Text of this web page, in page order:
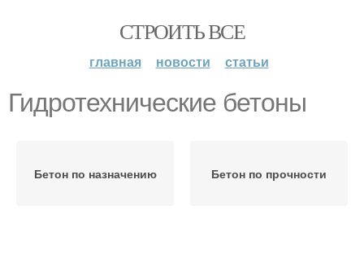
СТРОИТЬ ВСЕ
главная новости статьи
Гидротехнические бетоны
Бетон по назначению Бетон по прочности